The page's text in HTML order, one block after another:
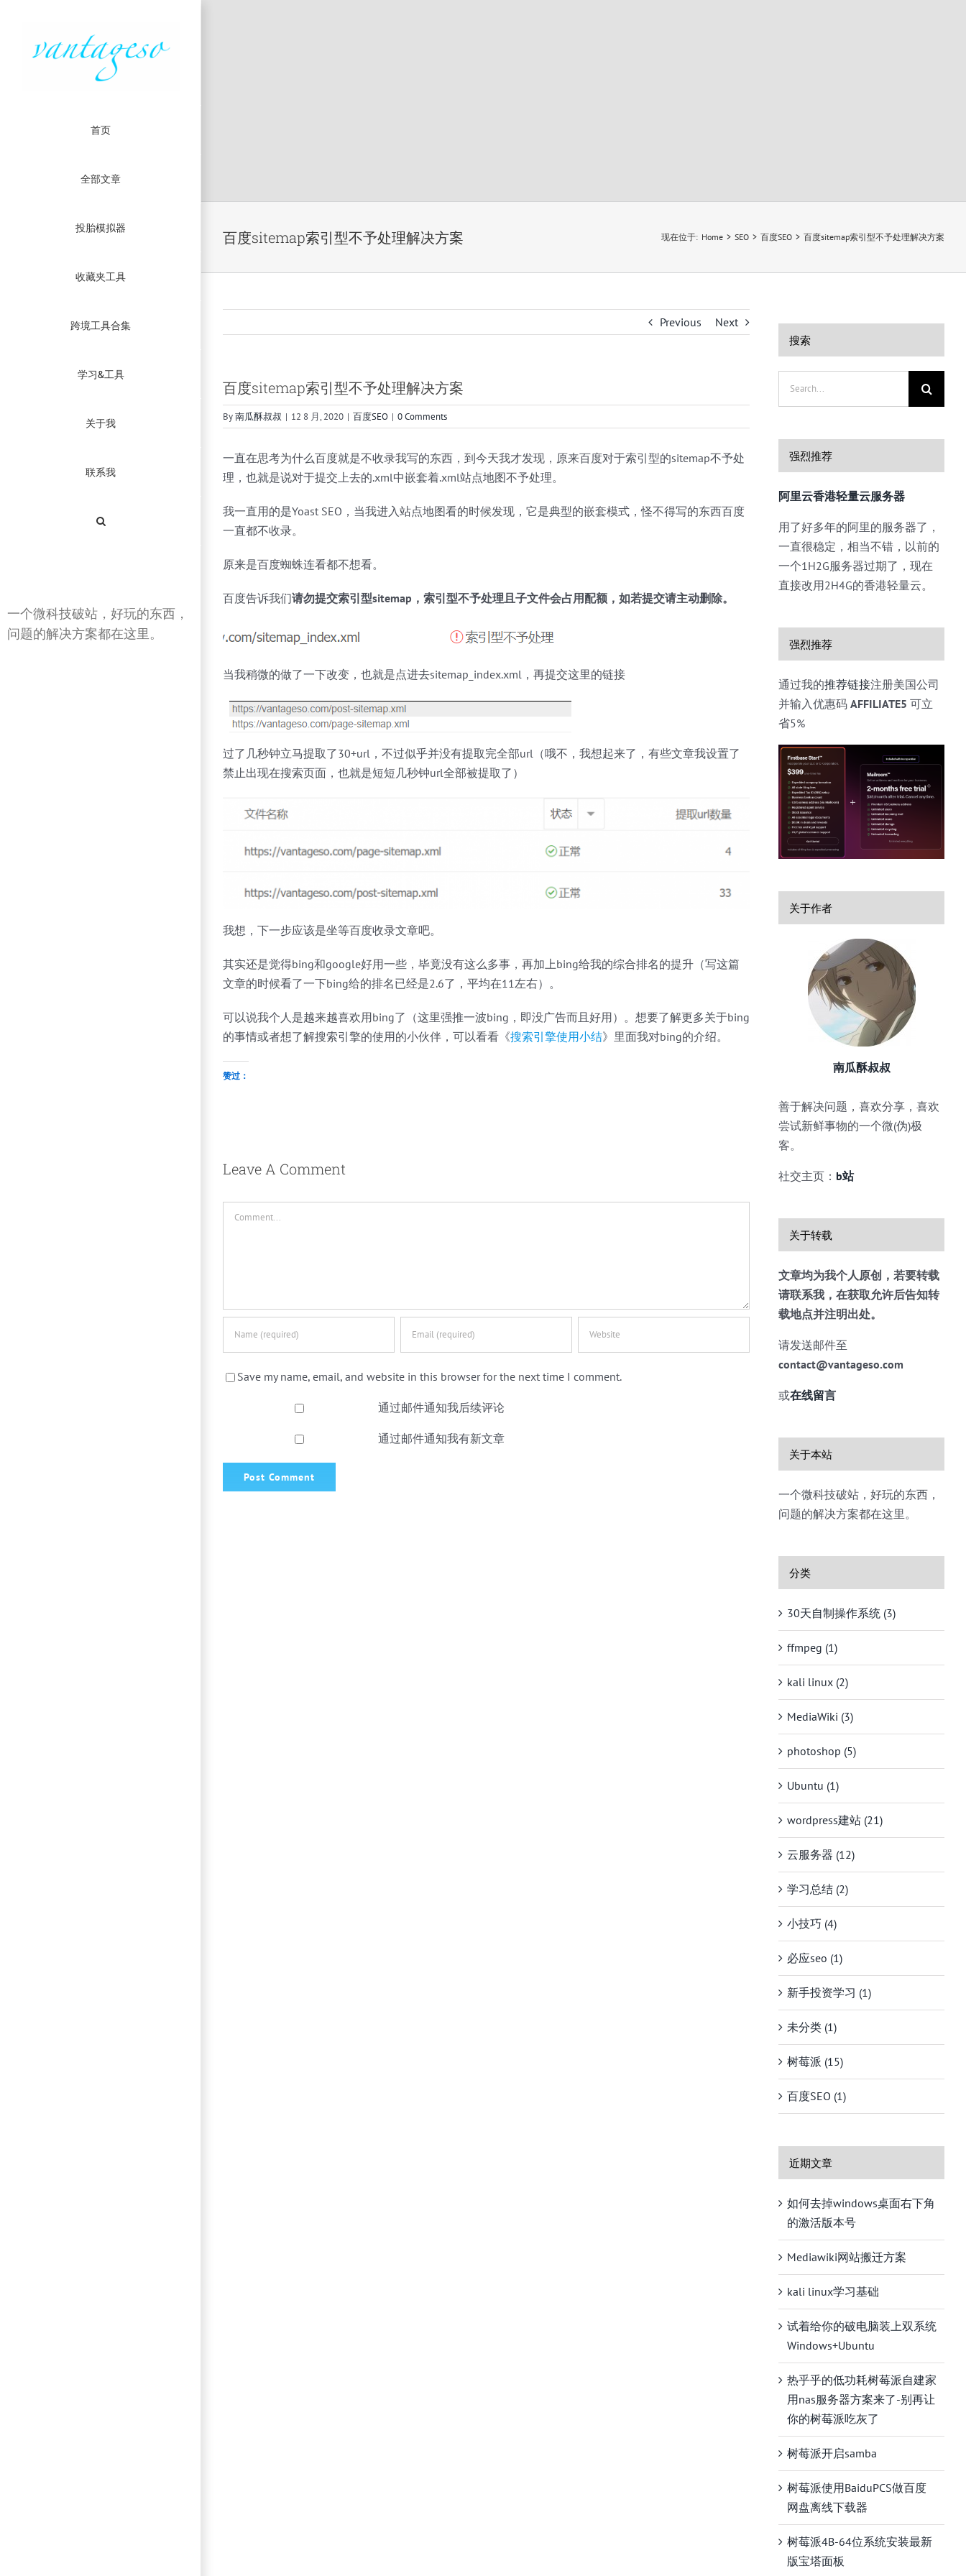
首页
全部文章
投胎模拟器
收藏夹工具
跨境工具合集
学习&工具
关于我
联系我
一个微科技破站，好玩的东西，
问题的解决方案都在这里。
百度sitemap索引型不予处理解决方案 现在位于: Home > SEO > 百度SEO > 百度sitemap索引型不予处理解决方案
Previous Next
百度sitemap索引型不予处理解决方案
By南瓜酥叔叔 | 12 8 月, 2020 | 百度SEO | 0 Comments
一直在思考为什么百度就是不收录我写的东西，到今天我才发现，原来百度对于索引型的sitemap不予处
理，也就是说对于提交上去的.xml中嵌套着.xml站点地图不予处理。
我一直用的是Yoast SEO，当我进入站点地图看的时候发现，它是典型的嵌套模式，怪不得写的东西百度
一直都不收录。
原来是百度蜘蛛连看都不想看。
百度告诉我们请勿提交索引型sitemap，索引型不予处理且子文件会占用配额，如若提交请主动删除。
当我稍微的做了一下改变，也就是点进去sitemap_index.xml，再提交这里的链接
过了几秒钟立马提取了30+url，不过似乎并没有提取完全部url（哦不，我想起来了，有些文章我设置了
禁止出现在搜索页面，也就是短短几秒钟url全部被提取了）
我想，下一步应该是坐等百度收录文章吧。
其实还是觉得bing和google好用一些，毕竟没有这么多事，再加上bing给我的综合排名的提升（写这篇
文章的时候看了一下bing给的排名已经是2.6了，平均在11左右）。
可以说我个人是越来越喜欢用bing了（这里强推一波bing，即没广告而且好用）。想要了解更多关于bing
的事情或者想了解搜索引擎的使用的小伙伴，可以看看《搜索引擎使用小结》里面我对bing的介绍。
赞过：
Leave A Comment
Save my name, email, and website in this browser for the next time I comment.
通过邮件通知我后续评论
通过邮件通知我有新文章
搜索
强烈推荐
阿里云香港轻量云服务器
用了好多年的阿里的服务器了，
一直很稳定，相当不错，以前的
一个1H2G服务器过期了，现在
直接改用2H4G的香港轻量云。
强烈推荐
通过我的推荐链接注册美国公司
并输入优惠码AFFILIATE5可立
省5%
关于作者
南瓜酥叔叔
善于解决问题，喜欢分享，喜欢
尝试新鲜事物的一个微(伪)极
客。
社交主页： b站
关于转载
文章均为我个人原创，若要转载
请联系我，在获取允许后告知转
载地点并注明出处。
请发送邮件至
contact@vantageso.com
或在线留言
关于本站
一个微科技破站，好玩的东西，
问题的解决方案都在这里。
分类
30天自制操作系统 (3)
ffmpeg (1)
kali linux (2)
MediaWiki (3)
photoshop (5)
Ubuntu (1)
wordpress建站 (21)
云服务器 (12)
学习总结 (2)
小技巧 (4)
必应seo (1)
新手投资学习 (1)
未分类 (1)
树莓派 (15)
百度SEO (1)
近期文章
如何去掉windows桌面右下角
的激活版本号
Mediawiki网站搬迁方案
kali linux学习基础
试着给你的破电脑装上双系统
Windows+Ubuntu
热乎乎的低功耗树莓派自建家
用nas服务器方案来了-别再让
你的树莓派吃灰了
树莓派开启samba
树莓派使用BaiduPCS做百度
网盘离线下载器
树莓派4B-64位系统安装最新
版宝塔面板